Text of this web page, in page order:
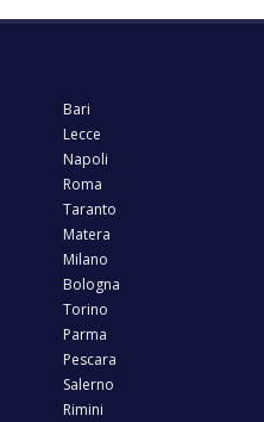
Bari
Lecce
Napoli
Roma
Taranto
Matera
Milano
Bologna
Torino
Parma
Pescara
Salerno
Rimini